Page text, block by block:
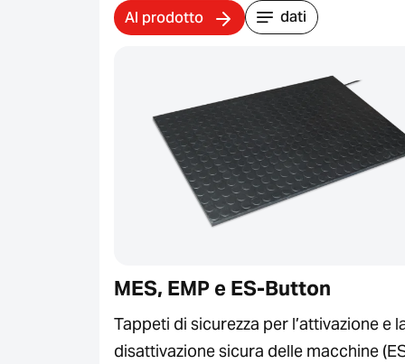
Al prodotto dati
MES, EMP e ES-Button
Tappeti di sicurezza per l’attivazione e
disattivazione sicura delle macchine